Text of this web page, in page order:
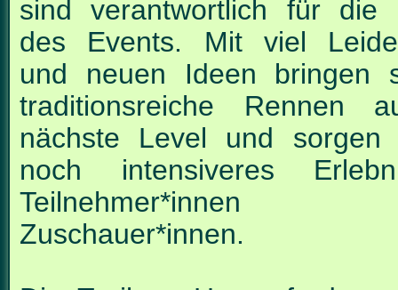
sind verantwortlich für die
des Events. Mit viel
und neuen Ideen bringen
traditionsreiche Rennen
nächste Level und
noch intensiveres
Zuschauer*innen.